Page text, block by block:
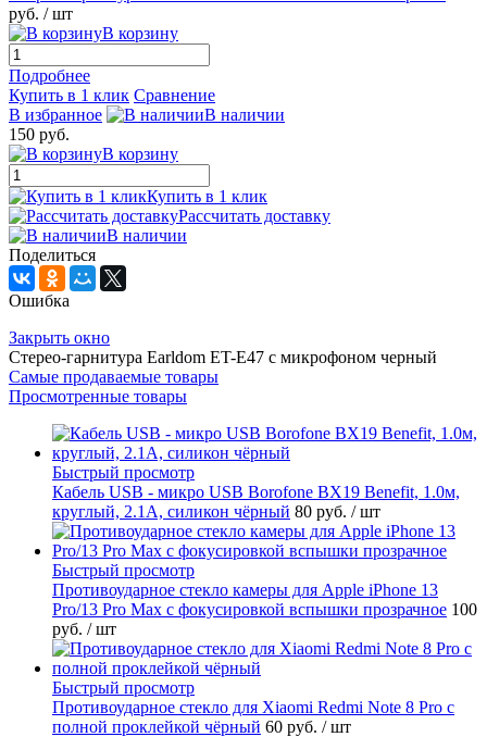
руб. / шт
В корзину
Подробнее
Купить в 1 клик Сравнение
В избранное
В наличии
150 руб.
В корзину
Купить в 1 клик
Рассчитать доставку
В наличии
Поделиться
Ошибка
Закрыть окно
Стерео-гарнитура Earldom ET-E47 с микрофоном черный
Самые продаваемые товары
Просмотренные товары
Быстрый просмотр
Кабель USB - микро USB Borofone BX19 Benefit, 1.0м,
круглый, 2.1A, силикон чёрный 80 руб. / шт
Быстрый просмотр
Противоударное стекло камеры для Apple iPhone 13
Pro/13 Pro Max с фокусировкой вспышки прозрачное 100
руб. / шт
Быстрый просмотр
Противоударное стекло для Xiaomi Redmi Note 8 Pro с
полной проклейкой чёрный 60 руб. / шт